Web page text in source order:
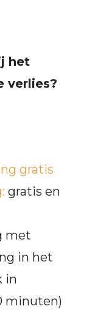
het
verlies?
gratis
gratis en
met
in het
in
minuten)